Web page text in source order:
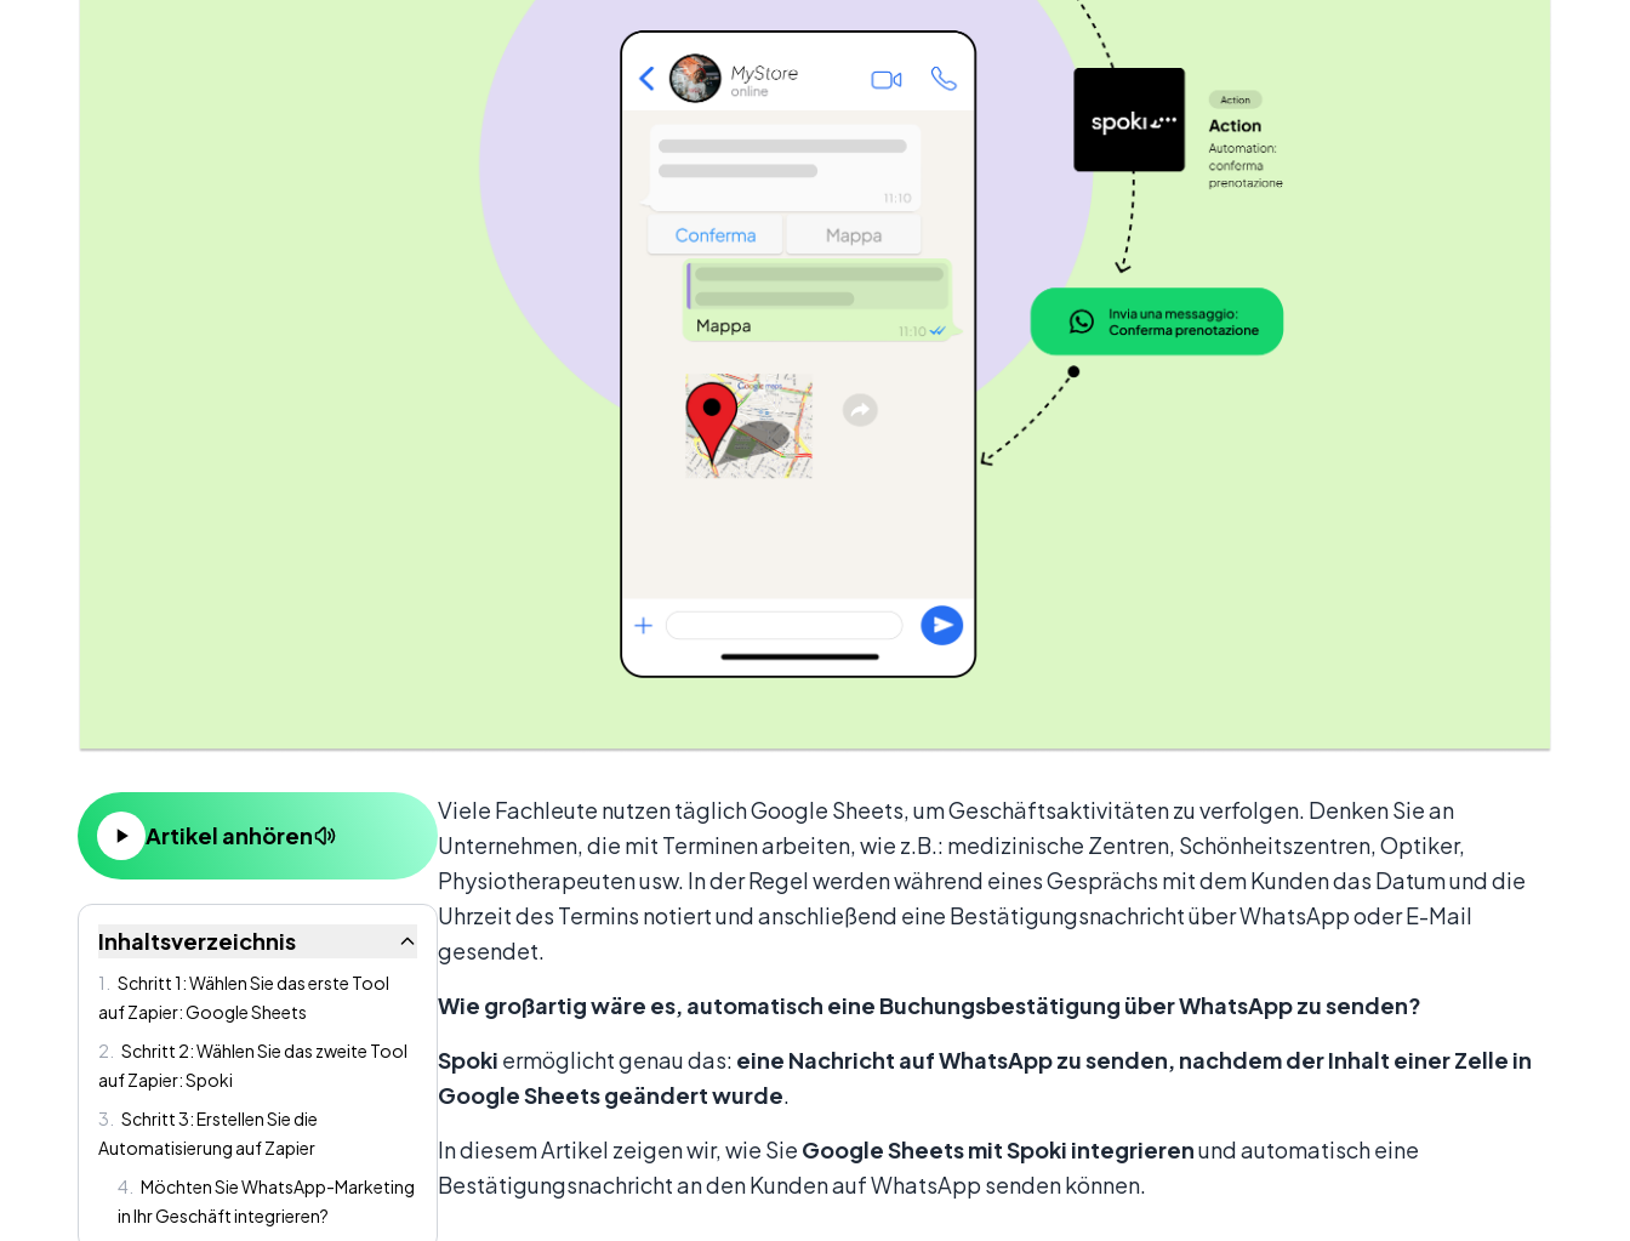
Artikel anhören
Inhaltsverzeichnis
1
Schritt 1: Wählen Sie das erste Tool
auf Zapier: Google Sheets
2
Schritt 2: Wählen Sie das zweite Tool
auf Zapier: Spoki
3
Schritt 3: Erstellen Sie die
Automatisierung auf Zapier
4
Möchten Sie WhatsApp-Marketing
in Ihr Geschäft integrieren?
Inhalt
Viele Fachleute nutzen täglich Google Sheets, um Geschäftsaktivitäten zu verfolgen. Denken Sie an
Unternehmen, die mit Terminen arbeiten, wie z.B.: medizinische Zentren, Schönheitszentren, Optiker,
Physiotherapeuten usw. In der Regel werden während eines Gesprächs mit dem Kunden das Datum und die
Uhrzeit des Termins notiert und anschließend eine Bestätigungsnachricht über WhatsApp oder E-Mail
gesendet.
Wie großartig wäre es, automatisch eine Buchungsbestätigung über WhatsApp zu senden?
Spoki ermöglicht genau das: eine Nachricht auf WhatsApp zu senden, nachdem der Inhalt einer Zelle in
Google Sheets geändert wurde.
In diesem Artikel zeigen wir, wie Sie Google Sheets mit Spoki integrierenund automatisch eine
Bestätigungsnachricht an den Kunden auf WhatsApp senden können.